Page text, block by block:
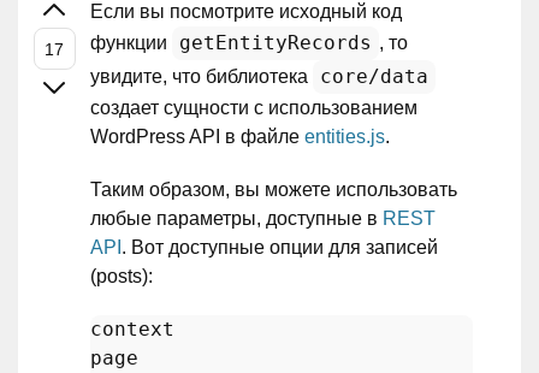
Если вы посмотрите исходный код
функции
getEntityRecords , то
увидите, что библиотека
core/data
создает сущности с использованием
WordPress API в файле entities.js.
Таким образом, вы можете использовать
любые параметры, доступные в REST
API . Вот доступные опции для записей
(posts):
context
page